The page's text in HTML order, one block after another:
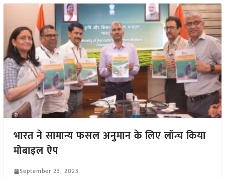
भारत ने सामान्य फसल अनुमान के लिए लॉन्च किया
मोबाइल ऐप
September 23, 2023